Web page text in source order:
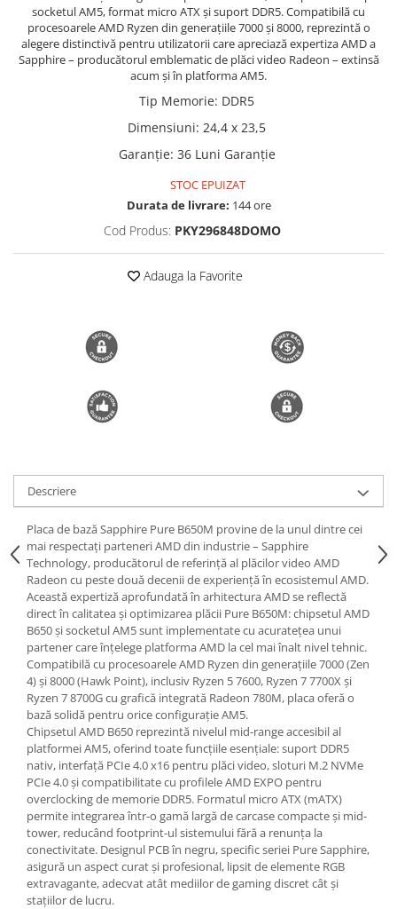
Trimmere si Fierastrae
Uscătoare de Păr
socketul AM5, format micro ATX și suport DDR5. Compatibilă cu
procesoarele AMD Ryzen din generațiile 7000 și 8000, reprezintă o
alegere distinctivă pentru utilizatorii care apreciază expertiza AMD a
Sapphire – producătorul emblematic de plăci video Radeon – extinsă
acum și în platforma AM5.
Tip Memorie: DDR5
Dimensiuni: 24,4 x 23,5
Garanție: 36 Luni Garanție
STOC EPUIZAT
Durata de livrare: 144 ore
Cod Produs: PKY296848DOMO
Adauga la Favorite
Descriere
Placa de bază Sapphire Pure B650M provine de la unul dintre cei
mai respectați parteneri AMD din industrie – Sapphire
Technology, producătorul de referință al plăcilor video AMD
Radeon cu peste două decenii de experiență în ecosistemul AMD.
Această expertiză aprofundată în arhitectura AMD se reflectă
direct în calitatea și optimizarea plăcii Pure B650M: chipsetul AMD
B650 și socketul AM5 sunt implementate cu acuratețea unui
partener care înțelege platforma AMD la cel mai înalt nivel tehnic.
Compatibilă cu procesoarele AMD Ryzen din generațiile 7000 (Zen
4) și 8000 (Hawk Point), inclusiv Ryzen 5 7600, Ryzen 7 7700X și
Ryzen 7 8700G cu grafică integrată Radeon 780M, placa oferă o
bază solidă pentru orice configurație AM5.
Chipsetul AMD B650 reprezintă nivelul mid-range accesibil al
platformei AM5, oferind toate funcțiile esențiale: suport DDR5
nativ, interfață PCIe 4.0 x16 pentru plăci video, sloturi M.2 NVMe
PCIe 4.0 și compatibilitate cu profilele AMD EXPO pentru
overclocking de memorie DDR5. Formatul micro ATX (mATX)
permite integrarea într-o gamă largă de carcase compacte și mid-
tower, reducând footprint-ul sistemului fără a renunța la
conectivitate. Designul PCB în negru, specific seriei Pure Sapphire,
asigură un aspect curat și profesional, lipsit de elemente RGB
extravagante, adecvat atât mediilor de gaming discret cât și
stațiilor de lucru.